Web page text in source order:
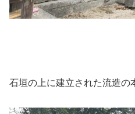
石垣の上に建立された流造の